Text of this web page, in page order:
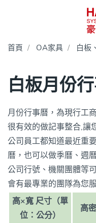
首頁 OA家具 白板
白板月份
月份行事曆，為現行工
很有效的做記事整合,讓
公司員工都知道最近重
曆，也可以做季曆、週
公司行號、機關團體等
會有最專業的團隊為您
高×寬 尺寸（單
位：公分）
高